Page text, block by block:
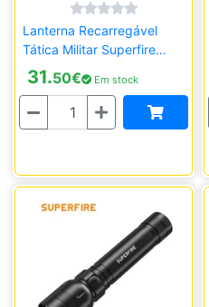
Lanterna Recarregável
Tática Militar Superfire
X60-T
31.50€ Em stock
Quantidade